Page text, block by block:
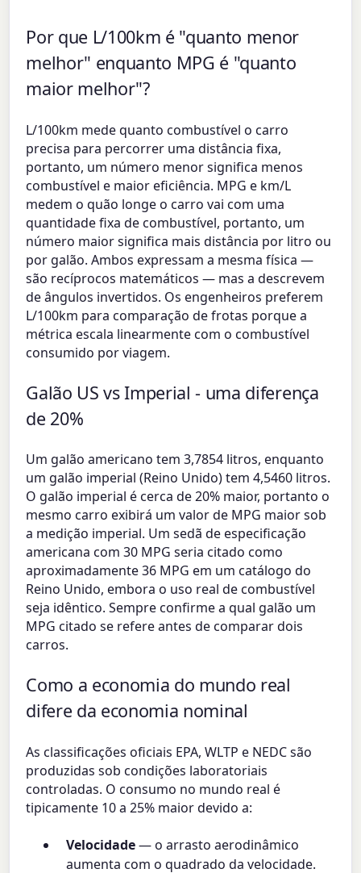
Por que L/100km é "quanto menor
melhor" enquanto MPG é "quanto
maior melhor"?
L/100km mede quanto combustível o carro
precisa para percorrer uma distância fixa,
portanto, um número menor significa menos
combustível e maior eficiência. MPG e km/L
medem o quão longe o carro vai com uma
quantidade fixa de combustível, portanto, um
número maior significa mais distância por litro ou
por galão. Ambos expressam a mesma física —
são recíprocos matemáticos — mas a descrevem
de ângulos invertidos. Os engenheiros preferem
L/100km para comparação de frotas porque a
métrica escala linearmente com o combustível
consumido por viagem.
Galão US vs Imperial - uma diferença
de 20%
Um galão americano tem 3,7854 litros, enquanto
um galão imperial (Reino Unido) tem 4,5460 litros.
O galão imperial é cerca de 20% maior, portanto o
mesmo carro exibirá um valor de MPG maior sob
a medição imperial. Um sedã de especificação
americana com 30 MPG seria citado como
aproximadamente 36 MPG em um catálogo do
Reino Unido, embora o uso real de combustível
seja idêntico. Sempre confirme a qual galão um
MPG citado se refere antes de comparar dois
carros.
Como a economia do mundo real
difere da economia nominal
As classificações oficiais EPA, WLTP e NEDC são
produzidas sob condições laboratoriais
controladas. O consumo no mundo real é
tipicamente 10 a 25% maior devido a:
Velocidade— o arrasto aerodinâmico
aumenta com o quadrado da velocidade.